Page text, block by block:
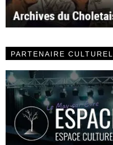
PARTENAIRE CULTUREL